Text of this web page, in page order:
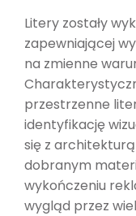
Litery zostały
zapewniającej
na zmienne
przestrzenne
identyfikację
się z
dobranym
wykończeniu
wygląd przez